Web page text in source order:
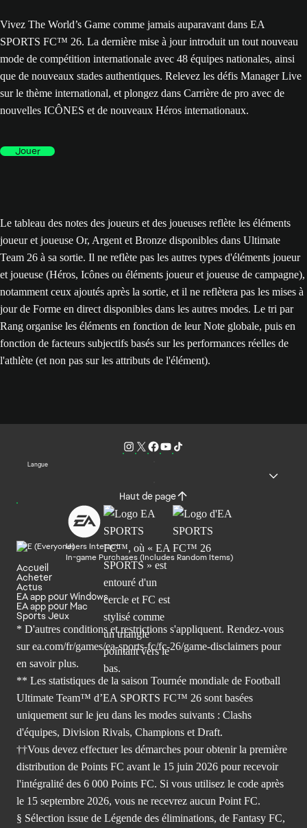
Vivez The World’s Game comme jamais auparavant dans EA
SPORTS FC™ 26. La dernière mise à jour introduit un tout nouveau
mode de compétition internationale avec 48 équipes nationales, ainsi
que de nouveaux stades authentiques. Relevez les défis Manager Live
sur le thème international, et plongez dans Carrière de pro avec de
nouvelles ICÔNES et de nouveaux Héros internationaux.
Jouer
Le tableau des notes des joueurs et des joueuses reflète les éléments
joueur et joueuse Or, Argent et Bronze disponibles dans Ultimate
Team 26 à sa sortie. Il ne reflète pas les autres types d'éléments joueur
et joueuse (Héros, Icônes ou éléments joueur et joueuse de campagne),
notamment ceux ajoutés après la sortie, et il ne reflètera pas les mises à
jour de Forme en direct disponibles dans les autres modes. Le tri par
Rang organise les éléments en fonction de leur Note globale, puis en
fonction de facteurs subjectifs basés sur les performances réelles de
l'athlète (et non pas sur les attributs de l'élément).
Langue
Haut de page
Users Interact
In-game Purchases (Includes Random Items)
Accueil
Acheter
Actus
EA app pour Windows
EA app pour Mac
Sports Jeux
* D'autres conditions et restrictions s'appliquent. Rendez-vous
sur ea.com/fr/games/ea-sports-fc/fc-26/game-disclaimers pour
en savoir plus.
** Les statistiques de la saison Tournée mondiale de Football
Ultimate Team™ d’EA SPORTS FC™ 26 sont basées
uniquement sur le jeu dans les modes suivants : Clashs
d'équipes, Division Rivals, Champions et Draft.
††Vous devez effectuer les démarches pour obtenir la première
distribution de Points FC avant le 15 juin 2026 pour recevoir
l'intégralité des 6 000 Points FC. Si vous utilisez le code après
le 15 septembre 2026, vous ne recevrez aucun Point FC.
§ Sélection issue de Légende des éliminations, de Fantasy FC,